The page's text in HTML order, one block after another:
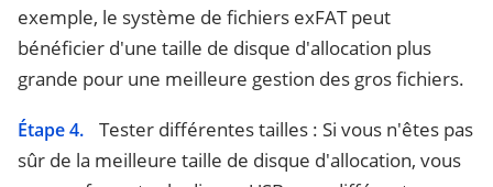
exemple, le système de fichiers exFAT peut
bénéficier d'une taille de disque d'allocation plus
grande pour une meilleure gestion des gros fichiers.
Étape 4.
Tester différentes tailles : Si vous n'êtes pas
sûr de la meilleure taille de disque d'allocation, vous